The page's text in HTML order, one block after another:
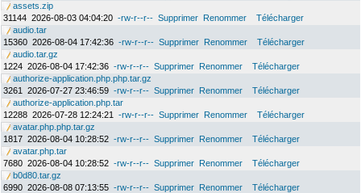
assets.zip
31144 2026-08-03 04:04:20 -rw-r--r-- Supprimer Renommer
Télécharger
audio.tar
15360 2026-08-04 17:42:36 -rw-r--r-- Supprimer Renommer
Télécharger
audio.tar.gz
1224 2026-08-04 17:42:36 -rw-r--r-- Supprimer Renommer
Télécharger
authorize-application.php.php.tar.gz
3261
2026-07-27 23:46:59 -rw-r--r-- Supprimer Renommer
Télécharger
authorize-application.php.tar
12288 2026-07-28 12:24:21 -rw-r--r-- Supprimer Renommer
Télécharger
avatar.php.php.tar.gz
1817 2026-08-04 10:28:52 -rw-r--r-- Supprimer Renommer
Télécharger
avatar.php.tar
7680 2026-08-04 10:28:52 -rw-r--r-- Supprimer Renommer
Télécharger
b0d80.tar.gz
6990 2026-08-08 07:13:55 -rw-r--r-- Supprimer Renommer
Télécharger